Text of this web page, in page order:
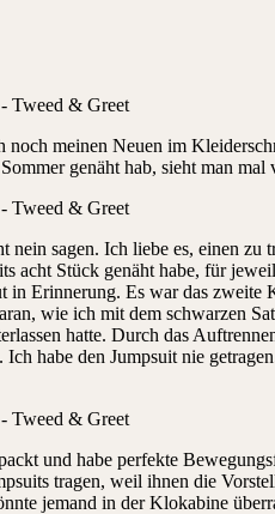
meinen Neuen im
genäht hab, sieht man
sagen. Ich liebe es, einen
acht Stück genäht habe, für
in Erinnerung. Es war das
wie ich mit dem schwarzen
hatte. Durch das
habe den Jumpsuit nie
und habe perfekte
tragen, weil ihnen die
jemand in der Klokabine